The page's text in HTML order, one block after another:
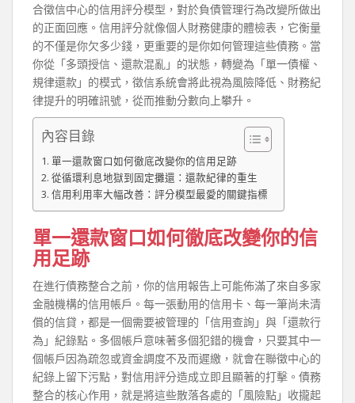
合徵信中心的信用評分模型，對於負債管理行為改變所做出
的正面回應。信用評分就像個人財務健康的體檢表，它衡量
的不僅是你欠多少錢，更重要的是你如何管理這些債務。當
你從「多頭授信、還款混亂」的狀態，轉變為「單一債權、
規律還款」的模式，徵信系統會將此視為風險降低、財務紀
律提升的明確訊號，從而推動分數向上攀升。
內容目錄
單一還款窗口如何徹底改變你的信用足跡
從循環利息地獄到固定攤還：還款紀律的重生
信用利用率大幅改善：評分模型最愛的關鍵指標
單一還款窗口如何徹底改變你的信
用足跡
在進行債務整合之前，你的信用報告上可能佈滿了來自多家
金融機構的信用帳戶。每一張動用的信用卡、每一筆尚未清
償的信貸，都是一個需要被管理的「信用查詢」與「還款行
為」紀錄點。多個帳戶意味著多個犯錯的機會，只要其中一
個帳戶因為疏忽或資金調度不及而遲繳，就會在聯徵中心的
紀錄上留下污點，對信用評分造成立即且顯著的打擊。債務
整合的核心作用，就是將這些散落各處的「風險點」收攏起